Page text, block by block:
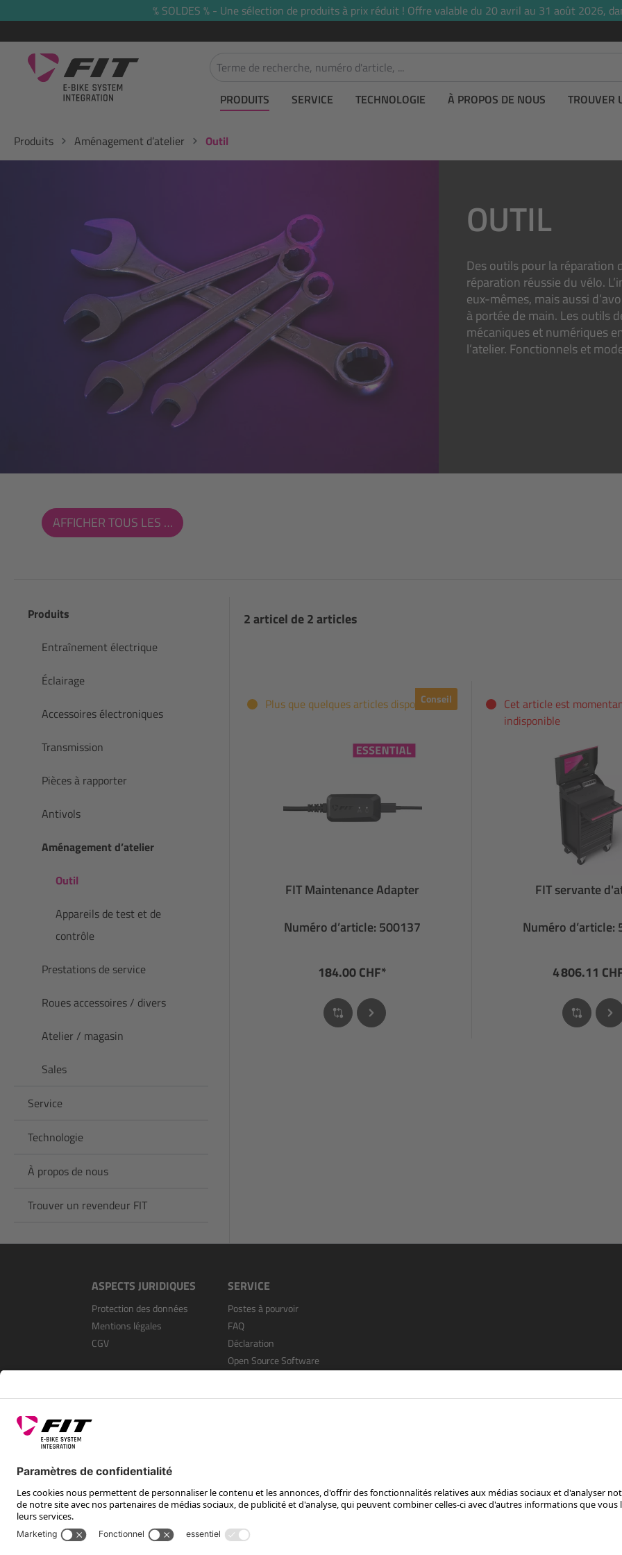
Passer à la navigation principale% SOLDES % - Une sélection de produits à prix réduit ! Offre valable du 20 avril au 31 août 2026,
PRODUITS SERVICE TECHNOLOGIE À PROPOS DE NOUS TROUVER
Produits Aménagement d’atelier Outil
OUTIL
Des outils pour la réparation
réparation réussie du vélo.
eux-mêmes, mais aussi
à portée de main. Les outils
mécaniques et numériques
l’atelier. Fonctionnels et
AFFICHER TOUS LES FILTRES
Produits
Entraînement électrique
Éclairage
Accessoires électroniques
Transmission
Pièces à rapporter
Antivols
Aménagement d’atelier
Outil
Appareils de test et de
contrôle
Prestations de service
Roues accessoires / divers
Atelier / magasin
Sales
Service
Technologie
À propos de nous
Trouver un revendeur FIT
2 articel de 2 articles
Conseil
Plus que quelques articles disponibles
FIT Maintenance Adapter
Numéro d’article: 500137
184.00 CHF*
Cet article est
indisponible
FIT servante
Numéro d’article:
4 806.11
ASPECTS JURIDIQUES
Protection des données
Mentions légales
CGV
SERVICE
Postes à pourvoir
FAQ
Déclaration
Open Source Software
SUIS-NOUS SUR